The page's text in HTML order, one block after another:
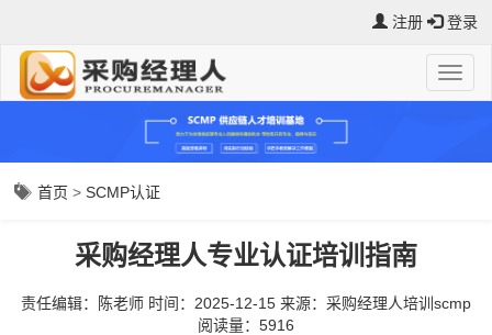
注册 登录
首页 >SCMP认证
采购经理人专业认证培训指南
责任编辑：陈老师 时间：2025-12-15 来源： 采购经理人培训scmp
阅读量：5916